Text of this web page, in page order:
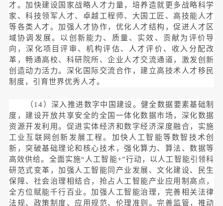
才。加快建设国家战略人才力量，培养造就更多战略科学
家、科技领军人才、卓越工程师、大国工匠、高技能人才
等各类人才。加强人才协作，优化人才结构，促进人才区
域协调发展。以创新能力、质量、实效、贡献为评价导
向，深化项目评审、机构评估、人才评价、收入分配改
革，畅通高校、科研院所、企业人才交流通道，激发创新
创造动力活力。深化国际交流合作，建立高技术人才移民
制度，引育世界优秀人才。
（14）深入推进数字中国建设。健全数据要素基础制
度，建设开放共享安全的全国一体化数据市场，深化数据
资源开发利用。促进实体经济和数字经济深度融合，实施
工业互联网创新发展工程。加快人工智能等数智技术创
新，突破基础理论和核心技术，强化算力、算法、数据等
高效供给。全面实施“人工智能+”行动，以人工智能引领科
研范式变革，加强人工智能同产业发展、文化建设、民生
保障、社会治理相结合，抢占人工智能产业应用制高点，
全方位赋能千行百业。加强人工智能治理，完善相关法律
法规、政策制度、应用规范、伦理准则。完善监管，推动